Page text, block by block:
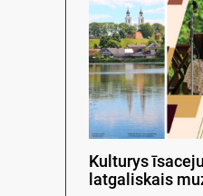
Kulturys
latgaliskais